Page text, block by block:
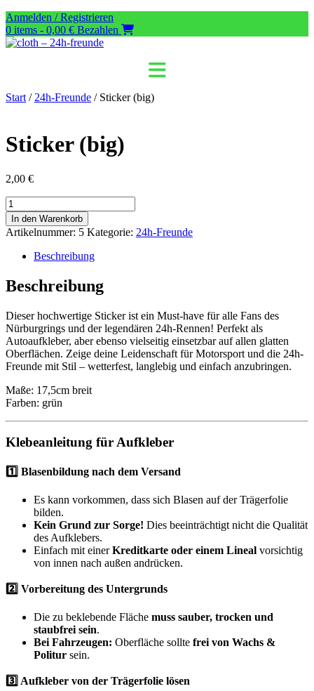
Zum
Inhalt
springen
Anmelden / Registrieren
0 items - 0,00 € Bezahlen
Start / 24h-Freunde / Sticker (big)
Sticker (big)
2,00 €
Sticker
(big)
Menge
In den Warenkorb
Artikelnummer: 5 Kategorie: 24h-Freunde
Beschreibung
Beschreibung
Dieser hochwertige Sticker ist ein Must-have für alle Fans des
Nürburgrings und der legendären 24h-Rennen! Perfekt als
Autoaufkleber, aber ebenso vielseitig einsetzbar auf allen glatten
Oberflächen. Zeige deine Leidenschaft für Motorsport und die 24h-
Freunde mit Stil – wetterfest, langlebig und einfach anzubringen.
Maße: 17,5cm breit
Farben: grün
Klebeanleitung für Aufkleber
1️⃣ Blasenbildung nach dem Versand
Es kann vorkommen, dass sich Blasen auf der Trägerfolie
bilden.
Kein Grund zur Sorge! Dies beeinträchtigt nicht die Qualität
des Aufklebers.
Einfach mit einerKreditkarte oder einem Lineal vorsichtig
von innen nach außen andrücken.
2️⃣ Vorbereitung des Untergrunds
Die zu beklebende Fläche muss sauber, trocken und
staubfrei sein.
Bei Fahrzeugen: Oberfläche sollte frei von Wachs &
Politur sein.
3️⃣ Aufkleber von der Trägerfolie lösen